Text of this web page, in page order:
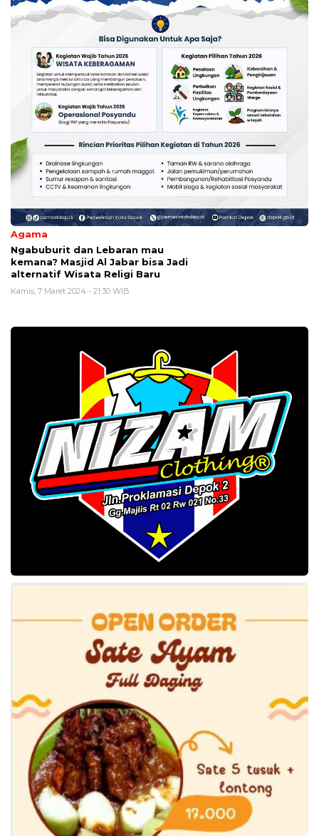
Agama
Ngabuburit dan Lebaran mau
kemana? Masjid Al Jabar bisa Jadi
alternatif Wisata Religi Baru
Kamis, 7 Maret 2024 - 21:30 WIB